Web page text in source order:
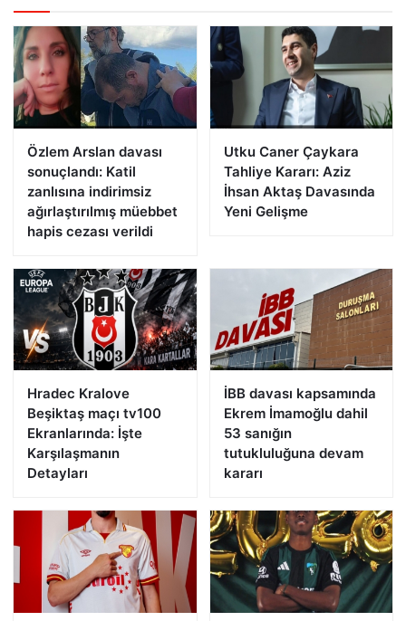
Özlem Arslan davası
sonuçlandı: Katil
zanlısına indirimsiz
ağırlaştırılmış müebbet
hapis cezası verildi
Utku Caner Çaykara
Tahliye Kararı: Aziz
İhsan Aktaş Davasında
Yeni Gelişme
Hradec Kralove
Beşiktaş maçı tv100
Ekranlarında: İşte
Karşılaşmanın
Detayları
İBB davası kapsamında
Ekrem İmamoğlu dahil
53 sanığın
tutukluluğuna devam
kararı